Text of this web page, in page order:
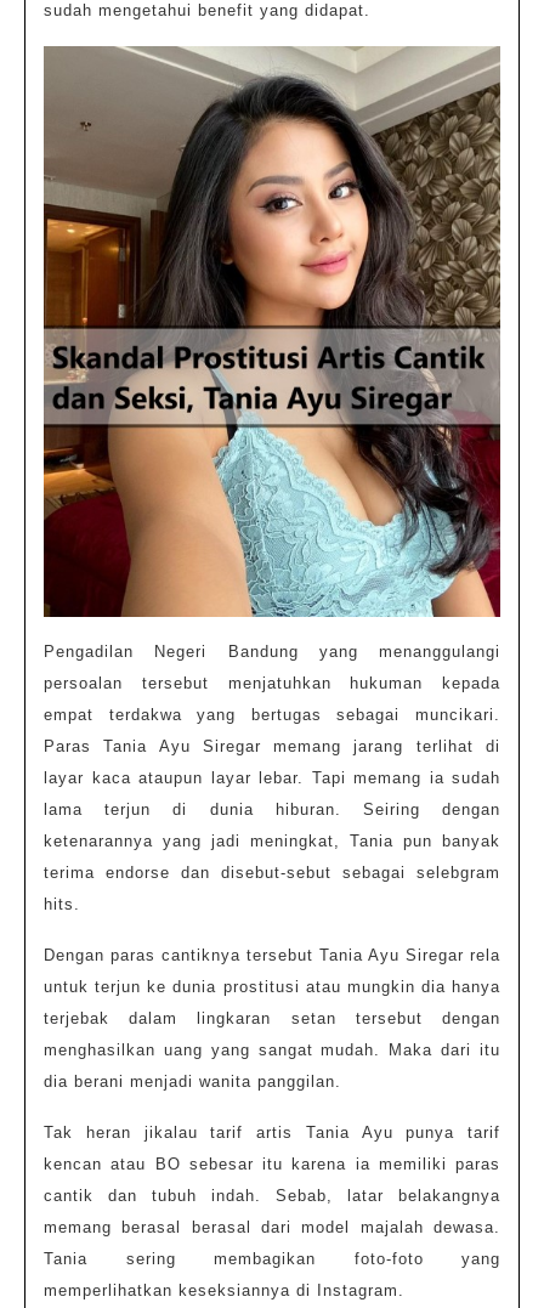
sudah mengetahui benefit yang didapat.
Pengadilan Negeri Bandung yang menanggulangi
persoalan tersebut menjatuhkan hukuman kepada
empat terdakwa yang bertugas sebagai muncikari.
Paras Tania Ayu Siregar memang jarang terlihat di
layar kaca ataupun layar lebar. Tapi memang ia sudah
lama terjun di dunia hiburan. Seiring dengan
ketenarannya yang jadi meningkat, Tania pun banyak
terima endorse dan disebut-sebut sebagai selebgram
hits.
Dengan paras cantiknya tersebut Tania Ayu Siregar rela
untuk terjun ke dunia prostitusi atau mungkin dia hanya
terjebak dalam lingkaran setan tersebut dengan
menghasilkan uang yang sangat mudah. Maka dari itu
dia berani menjadi wanita panggilan.
Tak heran jikalau tarif artis Tania Ayu punya tarif
kencan atau BO sebesar itu karena ia memiliki paras
cantik dan tubuh indah. Sebab, latar belakangnya
memang berasal berasal dari model majalah dewasa.
Tania sering membagikan foto-foto yang
memperlihatkan keseksiannya di Instagram.